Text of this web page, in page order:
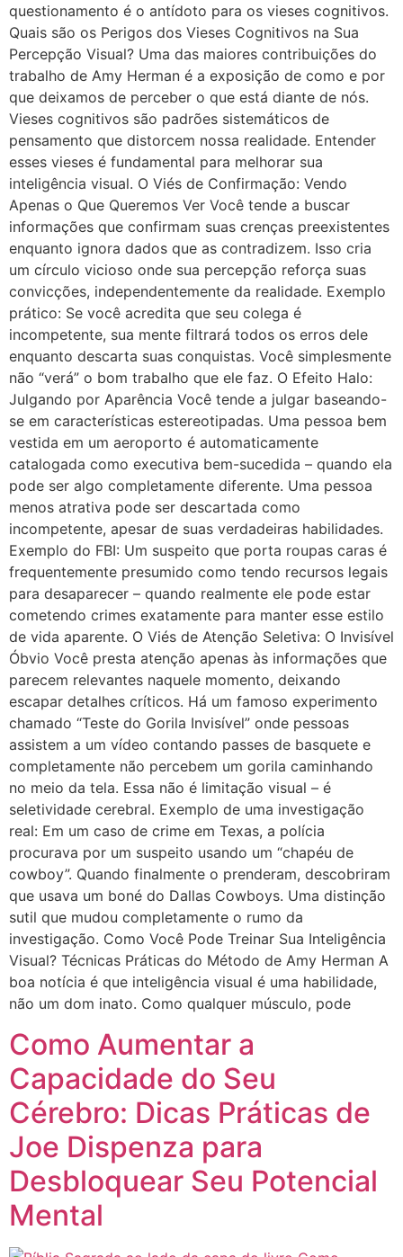
questionamento é o antídoto para os vieses cognitivos.
Quais são os Perigos dos Vieses Cognitivos na Sua
Percepção Visual? Uma das maiores contribuições do
trabalho de Amy Herman é a exposição de como e por
que deixamos de perceber o que está diante de nós.
Vieses cognitivos são padrões sistemáticos de
pensamento que distorcem nossa realidade. Entender
esses vieses é fundamental para melhorar sua
inteligência visual. O Viés de Confirmação: Vendo
Apenas o Que Queremos Ver Você tende a buscar
informações que confirmam suas crenças preexistentes
enquanto ignora dados que as contradizem. Isso cria
um círculo vicioso onde sua percepção reforça suas
convicções, independentemente da realidade. Exemplo
prático: Se você acredita que seu colega é
incompetente, sua mente filtrará todos os erros dele
enquanto descarta suas conquistas. Você simplesmente
não “verá” o bom trabalho que ele faz. O Efeito Halo:
Julgando por Aparência Você tende a julgar baseando-
se em características estereotipadas. Uma pessoa bem
vestida em um aeroporto é automaticamente
catalogada como executiva bem-sucedida – quando ela
pode ser algo completamente diferente. Uma pessoa
menos atrativa pode ser descartada como
incompetente, apesar de suas verdadeiras habilidades.
Exemplo do FBI: Um suspeito que porta roupas caras é
frequentemente presumido como tendo recursos legais
para desaparecer – quando realmente ele pode estar
cometendo crimes exatamente para manter esse estilo
de vida aparente. O Viés de Atenção Seletiva: O Invisível
Óbvio Você presta atenção apenas às informações que
parecem relevantes naquele momento, deixando
escapar detalhes críticos. Há um famoso experimento
chamado “Teste do Gorila Invisível” onde pessoas
assistem a um vídeo contando passes de basquete e
completamente não percebem um gorila caminhando
no meio da tela. Essa não é limitação visual – é
seletividade cerebral. Exemplo de uma investigação
real: Em um caso de crime em Texas, a polícia
procurava por um suspeito usando um “chapéu de
cowboy”. Quando finalmente o prenderam, descobriram
que usava um boné do Dallas Cowboys. Uma distinção
sutil que mudou completamente o rumo da
investigação. Como Você Pode Treinar Sua Inteligência
Visual? Técnicas Práticas do Método de Amy Herman A
boa notícia é que inteligência visual é uma habilidade,
não um dom inato. Como qualquer músculo, pode
Como Aumentar a
Capacidade do Seu
Cérebro: Dicas Práticas de
Joe Dispenza para
Desbloquear Seu Potencial
Mental